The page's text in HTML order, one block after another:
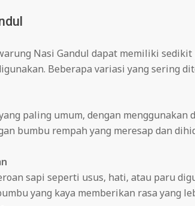
Nasi Gandul dapat memiliki
Beberapa variasi yang sering
paling umum, dengan menggunakan
bumbu rempah yang meresap dan
sapi seperti usus, hati, atau paru
yang kaya memberikan rasa yang